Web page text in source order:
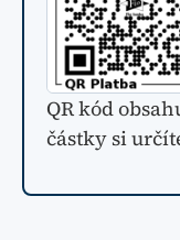
QR kód
částky si